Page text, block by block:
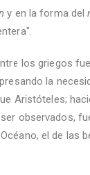
y en la forma del
los griegos
la
Aristóteles;
observados,
el de las